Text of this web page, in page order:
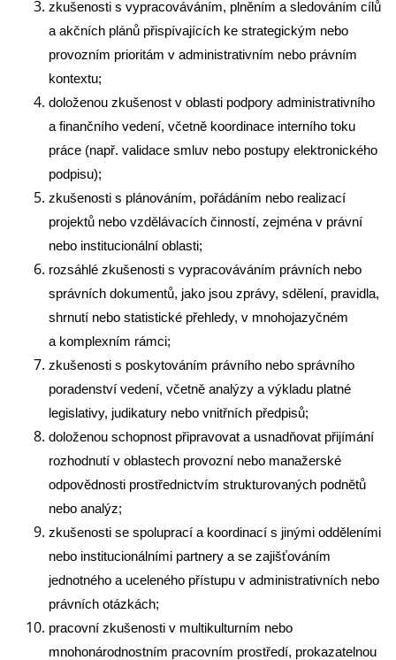
zkušenosti s vypracováváním, plněním a sledováním cílů
a akčních plánů přispívajících ke strategickým nebo
provozním prioritám v administrativním nebo právním
kontextu;
doloženou zkušenost v oblasti podpory administrativního
a finančního vedení, včetně koordinace interního toku
práce (např. validace smluv nebo postupy elektronického
podpisu);
zkušenosti s plánováním, pořádáním nebo realizací
projektů nebo vzdělávacích činností, zejména v právní
nebo institucionální oblasti;
rozsáhlé zkušenosti s vypracováváním právních nebo
správních dokumentů, jako jsou zprávy, sdělení, pravidla,
shrnutí nebo statistické přehledy, v mnohojazyčném
a komplexním rámci;
zkušenosti s poskytováním právního nebo správního
poradenství vedení, včetně analýzy a výkladu platné
legislativy, judikatury nebo vnitřních předpisů;
doloženou schopnost připravovat a usnadňovat přijímání
rozhodnutí v oblastech provozní nebo manažerské
odpovědnosti prostřednictvím strukturovaných podnětů
nebo analýz;
zkušenosti se spoluprací a koordinací s jinými odděleními
nebo institucionálními partnery a se zajišťováním
jednotného a uceleného přístupu v administrativních nebo
právních otázkách;
pracovní zkušenosti v multikulturním nebo
mnohonárodnostním pracovním prostředí, prokazatelnou